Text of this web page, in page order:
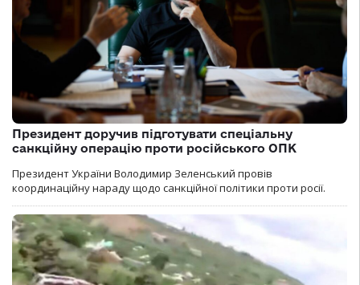
Президент доручив підготувати спеціальну
санкційну операцію проти російського ОПК
Президент України Володимир Зеленський провів
координаційну нараду щодо санкційної політики проти росії.